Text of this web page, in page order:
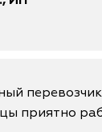
приятно